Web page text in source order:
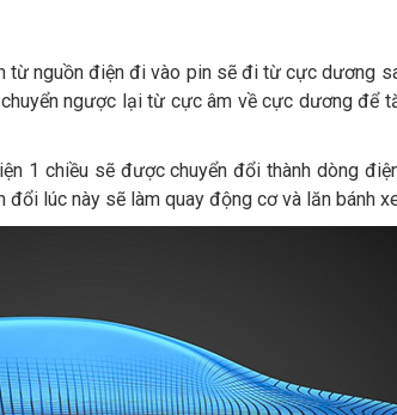
từ nguồn điện đi vào pin sẽ đi từ cực dương
ngược lại từ cực âm về cực dương để
1 chiều sẽ được chuyển đổi thành dòng
lúc này sẽ làm quay động cơ và lăn bánh